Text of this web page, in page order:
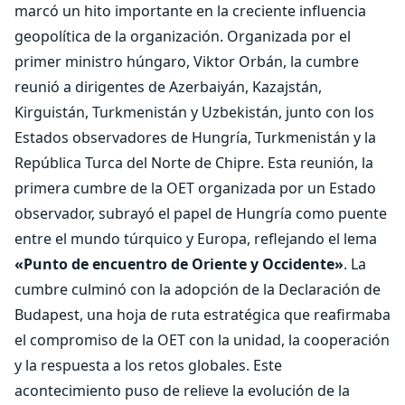
marcó un hito importante en la creciente influencia
geopolítica de la organización. Organizada por el
primer ministro húngaro, Viktor Orbán, la cumbre
reunió a dirigentes de Azerbaiyán, Kazajstán,
Kirguistán, Turkmenistán y Uzbekistán, junto con los
Estados observadores de Hungría, Turkmenistán y la
República Turca del Norte de Chipre. Esta reunión, la
primera cumbre de la OET organizada por un Estado
observador, subrayó el papel de Hungría como puente
entre el mundo túrquico y Europa, reflejando el lema
«Punto de encuentro de Oriente y Occidente». La
cumbre culminó con la adopción de la Declaración de
Budapest, una hoja de ruta estratégica que reafirmaba
el compromiso de la OET con la unidad, la cooperación
y la respuesta a los retos globales. Este
acontecimiento puso de relieve la evolución de la